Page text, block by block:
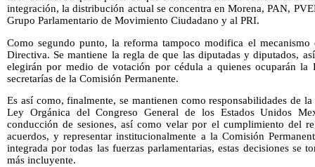
integración, la distribución actual se concentra en Morena, PAN,
Grupo Parlamentario de Movimiento Ciudadano y al PRI.
Como segundo punto, la reforma tampoco modifica el
Directiva. Se mantiene la regla de que las diputadas y diputados,
elegirán por medio de votación por cédula a quienes ocuparán la
secretarías de la Comisión Permanente.
Es así como, finalmente, se mantienen como responsabilidades de
Ley Orgánica del Congreso General de los Estados Unidos
conducción de sesiones, así como velar por el cumplimiento del
acuerdos, y representar institucionalmente a la Comisión
integrada por todas las fuerzas parlamentarias, estas decisiones se
más incluyente.